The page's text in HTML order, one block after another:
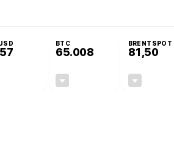
BTC
65.008
BRENTSPOT
81,50